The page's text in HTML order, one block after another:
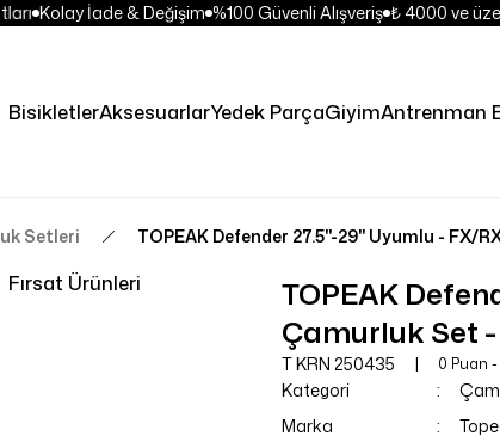
Kolay İade & Değişim %100 Güvenli Alışveriş ₺ 4000 ve
BisikletlerAksesuarlarYedek ParçaGiyimAntrenman
Fırsat Ürünleri
Setleri TOPEAK Defender 27.5''-29'' Uyumlu - FX/
TOPEAK
Çamurluk Set
T KRN 250435 0 Puan
Kategori
Marka